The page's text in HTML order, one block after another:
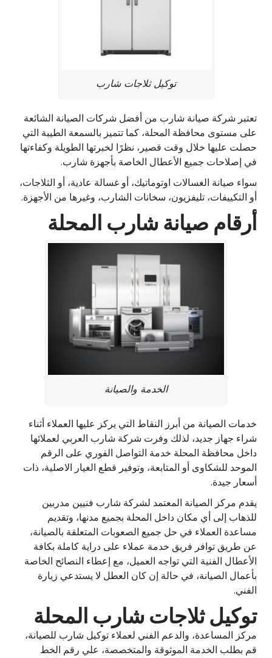
توكيل ثلاجات شارب
تعتبر شركة صيانة شارب من أفضل شركات الصيانة الشائعة
على مستوى محافظة المحلة، كما تتميز بالسمعة الطيبة التي
حصلت عليها خلال وقت قصير، نظرًا لخبرتها الطويلة وكفاءتها
في إصلاحات جميع الأعطال الخاصة بأجهزة شارب.
سواء صيانة الغسالات اوتوماتيك، أو غسالة عادية، أو الثلاجات،
أو التكييفات، تليفزيون، سخانات الشارب، وغيرها من الأجهزة.
أرقام صيانة شارب المحلة
الخدمة والصيانة
خدمات الصيانة من أبرز النقاط التي يركز عليها العملاء أثناء
شراء جهاز جديد، لذلك وفرت شركة شارب العربي لعملائها
داخل محافظة المحلة خدمة التواصل الفوري على الرقم
الموحد للشكاوى أو المتابعة، وتوفير قطع الغيار الاصلية، ذات
أسعار جيدة.
يقدم مركز الصيانة المعتمد لشركة شارب فنيين مدربين
للذهاب إلى أي مكان داخل المحلة بجميع مدنها، وتقديم
مساعدة العملاء في حل جميع الصعوبات المتعلقة بالصيانة،
عن طريق توافر فريق خدمة عملاء على دراية كاملة بكافة
الأعطال الفنية التي تواجه العميل، مع إعطاء النصائح الخاصة
بأعمال الصيانة، في حالة إن كان العطل لا يستدعي زيارة
الفني.
توكيل ثلاجات شارب المحلة
مركز المساعدة، والدعم الفني لعملاء توكيل شارب للصيانة،
قم بطلب الخدمة الموثوقة والمتخصصة، علي رقم الخط